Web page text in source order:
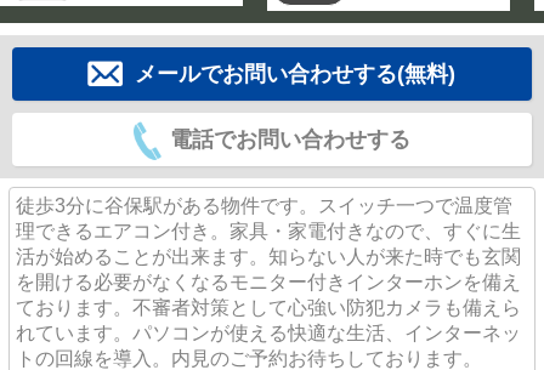
メールでお問い合わせする(無料)
電話でお問い合わせする
徒歩3分に谷保駅がある物件です。スイッチ一つで温度管
理できるエアコン付き。家具・家電付きなので、すぐに生
活が始めることが出来ます。知らない人が来た時でも玄関
を開ける必要がなくなるモニター付きインターホンを備え
ております。不審者対策として心強い防犯カメラも備えら
れています。パソコンが使える快適な生活、インターネッ
トの回線を導入。内見のご予約お待ちしております。